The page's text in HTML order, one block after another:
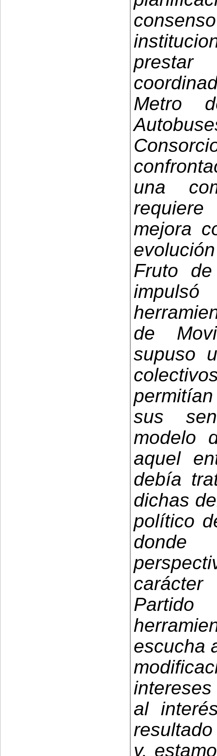
Metro
una
mejora
Fruto
de
supuso
sus
modelo
aquel
debía
dichas
político
donde
Partido
escucha
al
y,